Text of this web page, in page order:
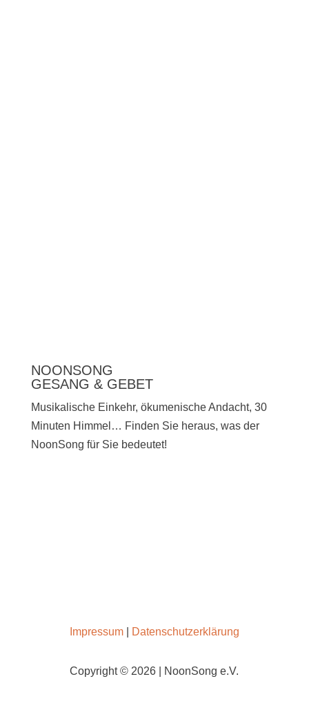
NOONSONG
GESANG & GEBET
Musikalische Einkehr, ökumenische Andacht, 30
Minuten Himmel… Finden Sie heraus, was der
NoonSong für Sie bedeutet!
Impressum| Datenschutzerklärung
Copyright © 2026 | NoonSong e.V.